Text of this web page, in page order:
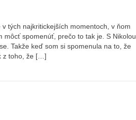
tých najkritickejších momentoch, v ňom
môcť spomenúť, prečo to tak je. S Nikolou
Takže keď som si spomenula na to, že
z toho, že […]